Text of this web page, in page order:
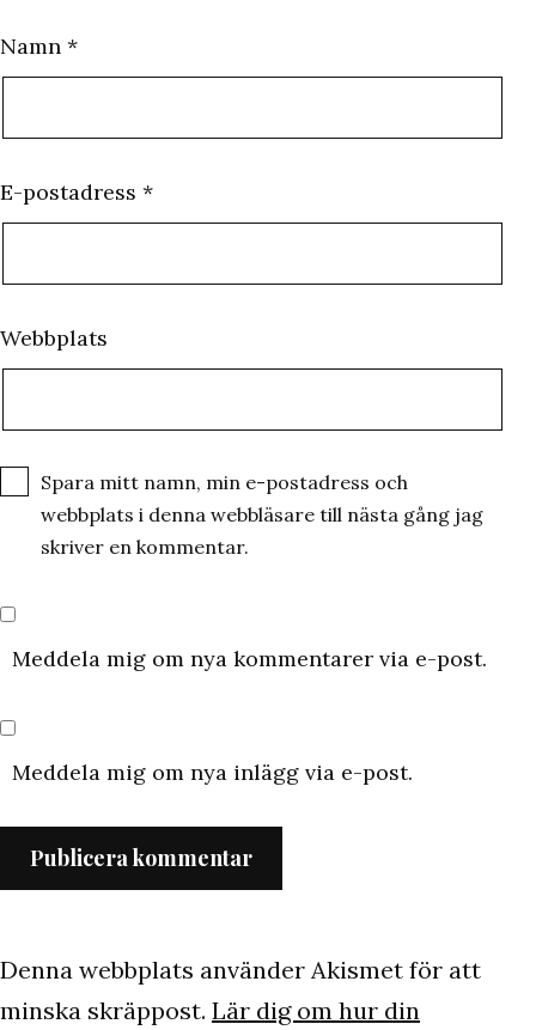
Namn *
E-postadress *
Webbplats
Spara mitt namn, min e-postadress och
webbplats i denna webbläsare till nästa gång jag
skriver en kommentar.
Meddela mig om nya kommentarer via e-post.
Meddela mig om nya inlägg via e-post.
Denna webbplats använder Akismet för att
minska skräppost. Lär dig om hur din